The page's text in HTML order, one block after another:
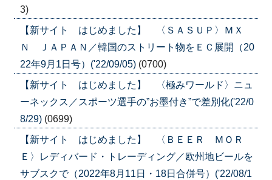
3)
【新サイト はじめました】 〈ＳＡＳＵＰ〉ＭＸ
Ｎ ＪＡＰＡＮ／韓国のストリート物をＥＣ展開（20
22年9月1日号）('22/09/05) (0700)
【新サイト はじめました】 〈極みワールド〉ニュ
ーネックス／スポーツ選手の”お墨付き”で差別化('22/0
8/29) (0699)
【新サイト はじめました】 〈ＢＥＥＲ ＭＯＲ
Ｅ〉レディバード・トレーディング／欧州地ビールを
サブスクで（2022年8月11日・18日合併号）('22/08/1